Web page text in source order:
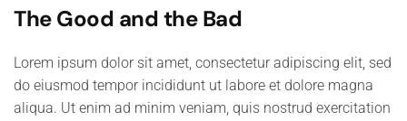
The Good and the Bad
Lorem ipsum dolor sit amet, consectetur adipiscing elit, sed
do eiusmod tempor incididunt ut labore et dolore magna
aliqua. Ut enim ad minim veniam, quis nostrud exercitation